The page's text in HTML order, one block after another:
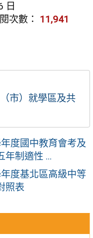
日
次數： 11,941
市）就學區及共
度國中教育會考及
年制適性 ...
度基北區高級中等
照表